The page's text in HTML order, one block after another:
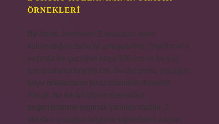
ÖRNEKLERI
Bir örnek üzerinden Z skorunun nasıl
kullanıldığını daha iyi anlayabiliriz. Diyelim ki 4
yaşında bir çocuğun boyu 100 cm ve bu yaş
için ortalama boy 98 cm. Bu durumda, çocuğun
boyu ortalamanın biraz üzerinde demektir.
Ancak, bu tek bir ölçüm üzerinden
değerlendirme yapmak yanıltıcı olabilir. Z
skorları, çocuğun büyüme eğilimlerini zaman